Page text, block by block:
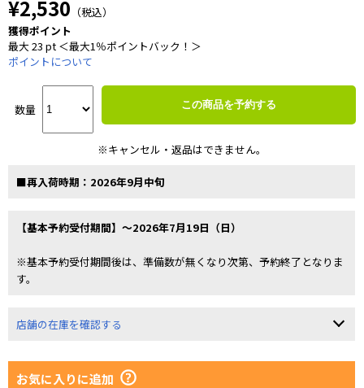
¥2,530 （税込）
獲得ポイント
最大 23 pt ＜最大1％ポイントバック！＞
ポイントについて
数量 この商品を予約する
※キャンセル・返品はできません。
■再入荷時期：2026年9月中旬
【基本予約受付期間】～2026年7月19日（日）
※基本予約受付期間後は、準備数が無くなり次第、予約終了となりま
す。
店舗の在庫を確認する
お気に入りに追加